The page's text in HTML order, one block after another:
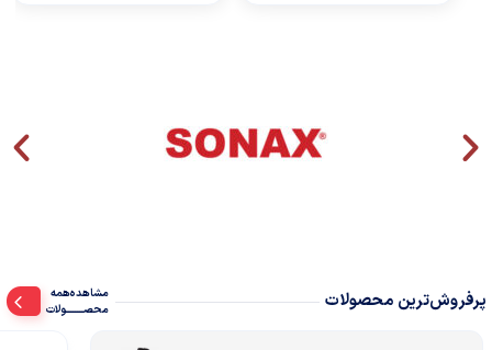
پرفروش‌ترین محصولات
مشاهده‌همه‌
محصــــــــولات